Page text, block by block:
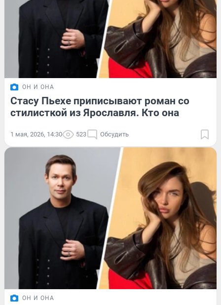
ОН И ОНА
Стасу Пьехе приписывают роман со
стилисткой из Ярославля. Кто она
1 мая, 2026, 14:30 523 Обсудить
ОН И ОНА